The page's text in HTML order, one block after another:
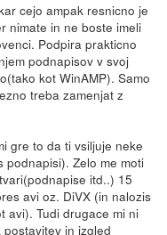
cejo ampak resnicno je
nimate in ne boste imeli
Podpira prakticno
podnapisov v svoj
kot WinAMP). Samo
treba zamenjat z
gre to da ti vsiljuje neke
podnapisi). Zelo me moti
itd..) 15
avi oz. DiVX (in nalozis
avi). Tudi drugace mi ni
in izgled